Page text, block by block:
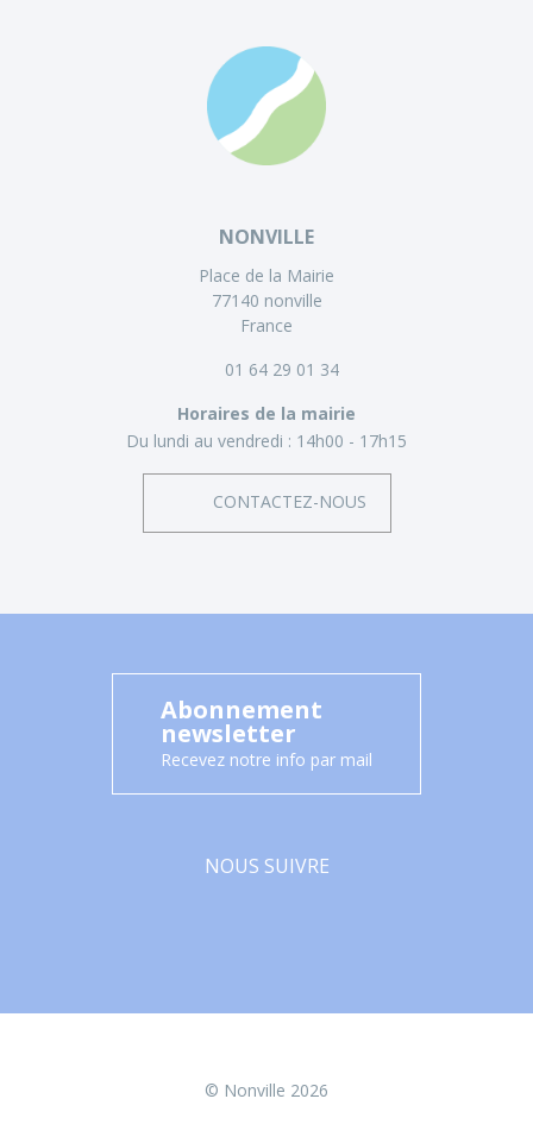
NONVILLE
Place de la Mairie
77140 nonville
France
01 64 29 01 34
Horaires de la mairie
Du lundi au vendredi : 14h00 - 17h15
CONTACTEZ-NOUS
Abonnement
newsletter
Recevez notre info par mail
NOUS SUIVRE
© Nonville 2026